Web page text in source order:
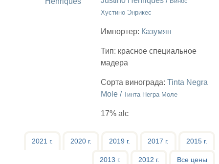
Хустино Энрикес
Импортер: Казумян
Тип: красное специальное
мадера
Сорта винограда: Tinta Negra
Mole / Тинта Негра Моле
17% alc
2021 г. 2020 г. 2019 г. 2017 г. 2015 г.
2013 г. 2012 г. Все цены